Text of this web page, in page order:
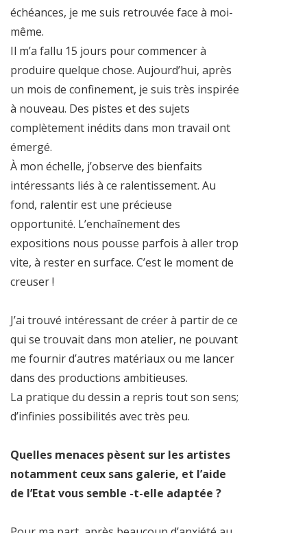
échéances, je me suis retrouvée face à moi-
même.
Il m’a fallu 15 jours pour commencer à
produire quelque chose. Aujourd’hui, après
un mois de confinement, je suis très inspirée
à nouveau. Des pistes et des sujets
complètement inédits dans mon travail ont
émergé.
À mon échelle, j’observe des bienfaits
intéressants liés à ce ralentissement. Au
fond, ralentir est une précieuse
opportunité. L’enchaînement des
expositions nous pousse parfois à aller trop
vite, à rester en surface. C’est le moment de
creuser !
J’ai trouvé intéressant de créer à partir de ce
qui se trouvait dans mon atelier, ne pouvant
me fournir d’autres matériaux ou me lancer
dans des productions ambitieuses.
La pratique du dessin a repris tout son sens;
d’infinies possibilités avec très peu.
Quelles menaces pèsent sur les artistes
notamment ceux sans galerie, et l’aide
de l’Etat vous semble -t-elle adaptée ?